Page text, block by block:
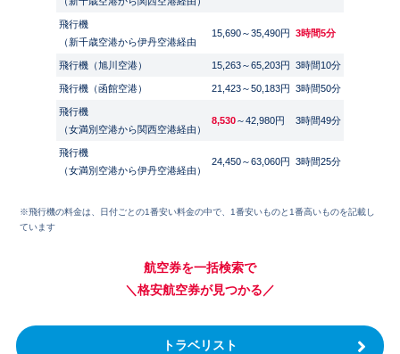
飛行機
（新千歳空港から伊丹空港経由
15,690～35,490円 3時間5分
飛行機（旭川空港） 15,263～65,203円 3時間10分
飛行機（函館空港） 21,423～50,183円 3時間50分
飛行機
（女満別空港から関西空港経由）
8,530～42,980円 3時間49分
飛行機
（女満別空港から伊丹空港経由）
24,450～63,060円 3時間25分
※飛行機の料金は、日付ごとの1番安い料金の中で、1番安いものと1番高いものを記載し
ています
航空券を一括検索で
＼格安航空券が見つかる／
トラベリスト